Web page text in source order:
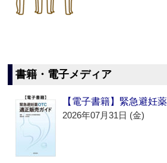
書籍・電子メディア
【電子書籍】緊急避妊
2026年07月31日 (金)